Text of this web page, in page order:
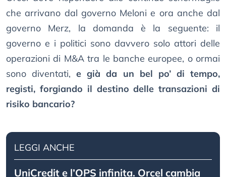
che arrivano dal governo Meloni e ora anche dal
governo Merz, la domanda è la seguente: il
governo e i politici sono davvero solo attori delle
operazioni di M&A tra le banche europee, o ormai
sono diventati,e già da un bel po’ di tempo,
registi, forgiando il destino delle transazioni di
risiko bancario?
LEGGI ANCHE
UniCredit e l’OPS infinita. Orcel cambia